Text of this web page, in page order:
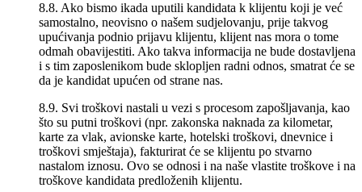
8.8. Ako bismo ikada uputili kandidata k klijentu koji je već
samostalno, neovisno o našem sudjelovanju, prije takvog
upućivanja podnio prijavu klijentu, klijent nas mora o tome
odmah obavijestiti. Ako takva informacija ne bude dostavljena
i s tim zaposlenikom bude sklopljen radni odnos, smatrat će se
da je kandidat upućen od strane nas.
8.9. Svi troškovi nastali u vezi s procesom zapošljavanja, kao
što su putni troškovi (npr. zakonska naknada za kilometar,
karte za vlak, avionske karte, hotelski troškovi, dnevnice i
troškovi smještaja), fakturirat će se klijentu po stvarno
nastalom iznosu. Ovo se odnosi i na naše vlastite troškove i na
troškove kandidata predloženih klijentu.